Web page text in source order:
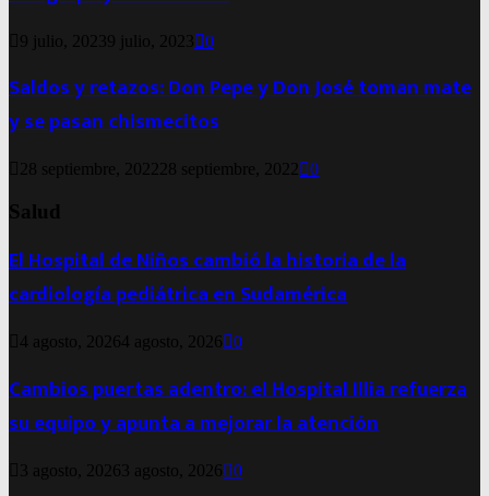
9 julio, 20239 julio, 2023 0
Saldos y retazos: Don Pepe y Don José toman mate
y se pasan chismecitos
28 septiembre, 2022 28 septiembre, 2022 0
Salud
El Hospital de Niños cambió la historia de la
cardiología pediátrica en Sudamérica
4 agosto, 20264 agosto, 2026 0
Cambios puertas adentro: el Hospital Illia refuerza
su equipo y apunta a mejorar la atención
3 agosto, 2026 3 agosto, 2026 0